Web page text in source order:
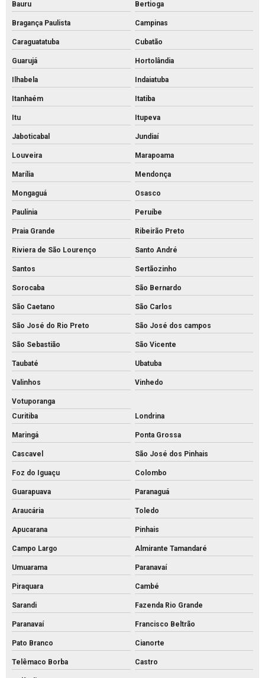
Piso de concreto para calçada
Piso de concreto intertravado preço
Piso de concreto intertravado retangular
Piso de concreto intertravado
Piso de concreto valor
Piso de encaixe concreto
Piso intertravado 16 faces 8 cm
Piso intertravado 16 faces
Piso intertravado bloquete
Piso intertravado de concreto para calçadas
Piso intertravado de concreto preço m2
Piso intertravado de concreto preço
Piso intertravado preço m2 rs
Piso intertravado preço metro quadrado
Piso intertravado preço
Piso pavs
Piso pvs concreto
Piso tátil de concreto 25x25
Piso tátil concreto preço m2
Piso tátil de concreto preço
Piso tátil concreto venda
Piso tátil de concreto
Preço bloco de concreto 9x19x39
Preço bloco de concreto para calçada
Preço bloco de concreto estrutural
Preço bloco de concreto para muro
Preço bloco de concreto
Bauru Bertioga
Bragança Paulista Campinas
Caraguatatuba Cubatão
Guarujá Hortolândia
Ilhabela Indaiatuba
Itanhaém Itatiba
Itu Itupeva
Jaboticabal Jundiaí
Louveira Marapoama
Marília Mendonça
Mongaguá Osasco
Paulínia Peruíbe
Praia Grande Ribeirão Preto
Riviera de São Lourenço Santo André
Santos Sertãozinho
Sorocaba São Bernardo
São Caetano São Carlos
São José do Rio Preto São José dos campos
São Sebastião São Vicente
Taubaté Ubatuba
Valinhos Vinhedo
Votuporanga
Curitiba
Londrina
Maringá Ponta Grossa
Cascavel São José dos Pinhais
Foz do Iguaçu Colombo
Guarapuava Paranaguá
Araucária Toledo
Apucarana Pinhais
Campo Largo Almirante Tamandaré
Umuarama Paranavaí
Piraquara Cambé
Sarandi Fazenda Rio Grande
Paranavaí Francisco Beltrão
Pato Branco Cianorte
Telêmaco Borba Castro